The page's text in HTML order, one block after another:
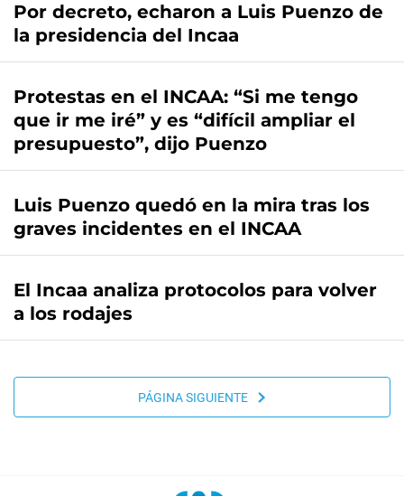
Por decreto, echaron a Luis Puenzo de
la presidencia del Incaa
Protestas en el INCAA: “Si me tengo
que ir me iré” y es “difícil ampliar el
presupuesto”, dijo Puenzo
Luis Puenzo quedó en la mira tras los
graves incidentes en el INCAA
El Incaa analiza protocolos para volver
a los rodajes
PÁGINA SIGUIENTE